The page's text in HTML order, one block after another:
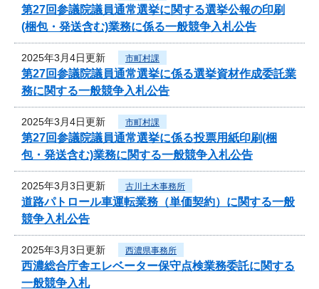
第27回参議院議員通常選挙に関する選挙公報の印刷
(梱包・発送含む)業務に係る一般競争入札公告
2025年3月4日更新 市町村課
第27回参議院議員通常選挙に係る選挙資材作成委託業
務に関する一般競争入札公告
2025年3月4日更新 市町村課
第27回参議院議員通常選挙に係る投票用紙印刷(梱
包・発送含む)業務に関する一般競争入札公告
2025年3月3日更新 古川土木事務所
道路パトロール車運転業務（単価契約）に関する一般
競争入札公告
2025年3月3日更新 西濃県事務所
西濃総合庁舎エレベーター保守点検業務委託に関する
一般競争入札